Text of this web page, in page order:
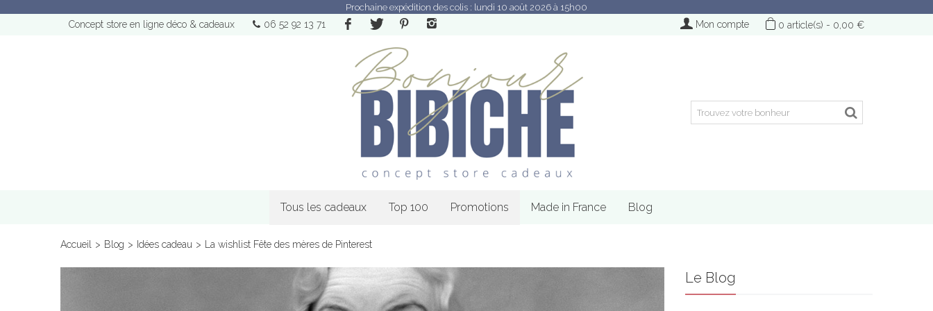
Prochaine expédition des colis : lundi 10 août 2026 à 15h00
Concept store en ligne déco & cadeaux 06 52 92 13 71 0 article(s) - 0,00 €
Mon compte
Tous les cadeaux Top 100 Promotions Made in France Blog
Accueil > Blog > Idées cadeau > La wishlist Fête des mères de Pinterest
Le Blog